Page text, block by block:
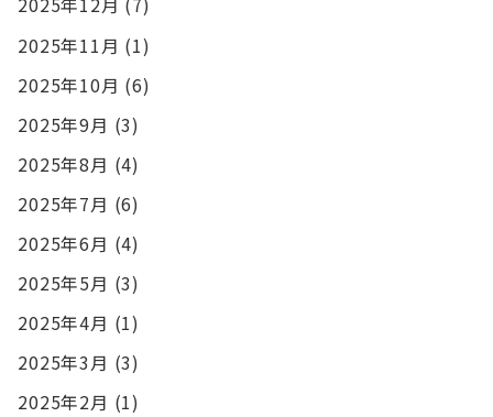
2025年12月 (7)
2025年11月 (1)
2025年10月 (6)
2025年9月 (3)
2025年8月 (4)
2025年7月 (6)
2025年6月 (4)
2025年5月 (3)
2025年4月 (1)
2025年3月 (3)
2025年2月 (1)